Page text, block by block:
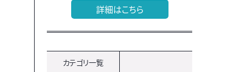
詳細はこちら
カテゴリ一覧